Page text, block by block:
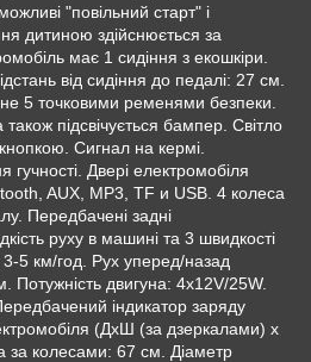
"повільний старт" і
дитиною здійснюється за
має 1 сидіння з екошкіри.
від сидіння до педалі: 27 см.
5 точковими ременями безпеки.
підсвічується бампер. Світло
Сигнал на кермі.
Двері електромобіля
AUX, MP3, TF и USB. 4 колеса
Передбачені задні
руху в машині та 3 швидкості
3-5 км/год. Рух уперед/назад
Потужність двигуна: 4х12V/25W.
індикатор заряду
(ДхШ (за дзеркалами) х
колесами: 67 см. Діаметр